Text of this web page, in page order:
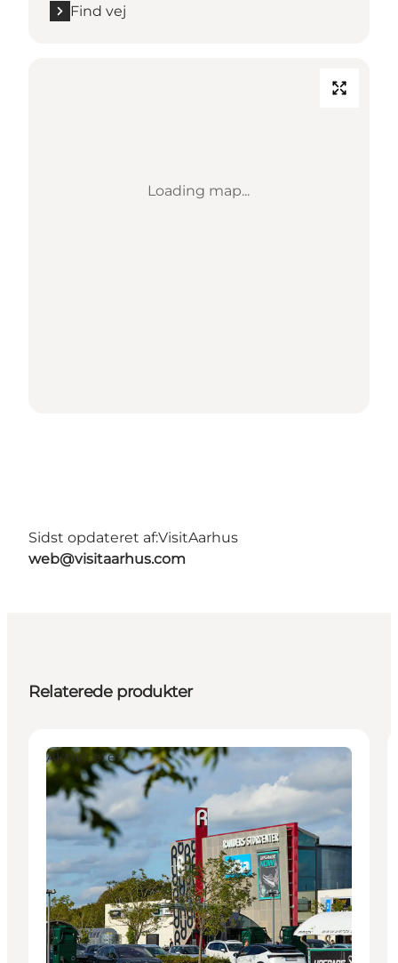
Find vej
Loading map...
Sidst opdateret af:VisitAarhus
web@visitaarhus.com
Relaterede produkter
Aktiviteter